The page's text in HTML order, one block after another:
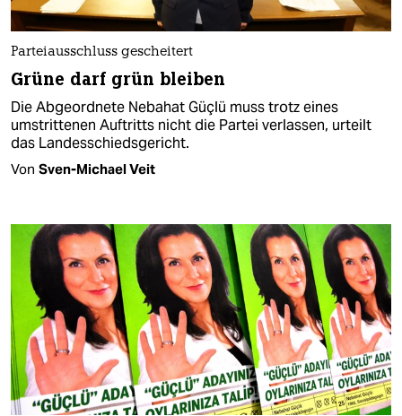
Parteiausschluss gescheitert
Grüne darf grün bleiben
Die Abgeordnete Nebahat Güçlü muss trotz eines
umstrittenen Auftritts nicht die Partei verlassen, urteilt
das Landesschiedsgericht.
Von Sven-Michael Veit